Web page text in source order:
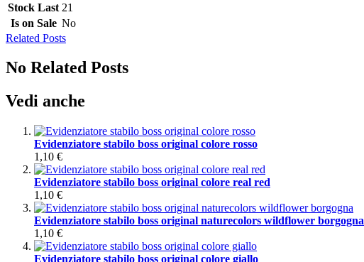
Stock Last 21
Is on Sale No
Related Posts
No Related Posts
Vedi anche
Evidenziatore stabilo boss original colore rosso
1,10 €
Evidenziatore stabilo boss original colore real red
1,10 €
Evidenziatore stabilo boss original naturecolors wildflower borgogna
1,10 €
Evidenziatore stabilo boss original colore giallo